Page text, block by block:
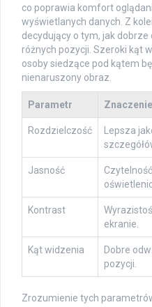
co poprawia komfort
wyświetlanych danych. Z kolei
decydujący o tym, jak
różnych pozycji. Szeroki kąt
osoby siedzące pod kątem
nienaruszony obraz.
Parametr Znaczenie
Rozdzielczość
Lepsza
Jasność
Kontrast
ekranie.
Kąt widzenia
Dobre
pozycji.
Zrozumienie tych